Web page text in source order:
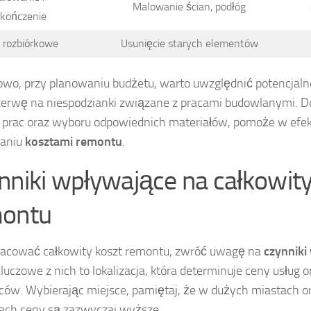
Malowanie ścian, podłóg
rozbiórkowe Usunięcie starych elementów
przy planowaniu budżetu, warto uwzględnić
na niespodzianki związane z pracami budowlanymi.
prac oraz wyboru odpowiednich materiałów, pomoże w
kosztami remontu.
wpływające na
całkowity koszt remontu, zwróć uwagę naczynniki
z nich to lokalizacja, która determinuje ceny usług
Wybierając miejsce, pamiętaj, że w dużych miastach